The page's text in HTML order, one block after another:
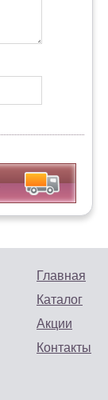
Главная
Каталог
Акции
Контакты